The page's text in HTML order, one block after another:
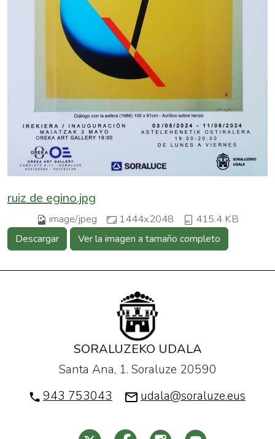
ruiz de egino.jpg
image/jpeg 1444x2048 415.4 KB
Descargar Ver la imagen a tamaño completo
SORALUZEKO UDALA
Santa Ana, 1. Soraluze 20590
943 753043
udala@soraluze.eus